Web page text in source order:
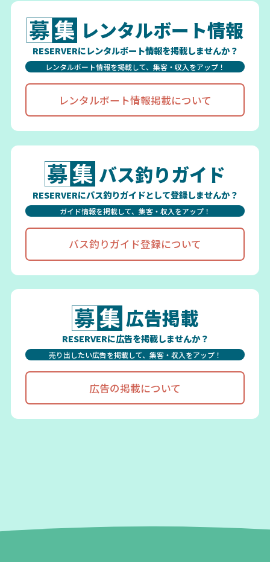
レンタルボート情報
RESERVERにレンタルボート情報を掲載しませんか？
レンタルボート情報を掲載して、集客・収入をアップ！
レンタルボート情報掲載について
バス釣りガイド
RESERVERにバス釣りガイドとして登録しませんか？
ガイド情報を掲載して、集客・収入をアップ！
バス釣りガイド登録について
広告掲載
RESERVERに広告を掲載しませんか？
売り出したい広告を掲載して、集客・収入をアップ！
広告の掲載について